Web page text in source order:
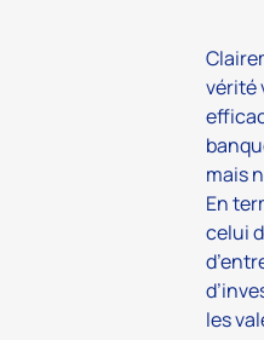
vérité
mais
En
celui
les